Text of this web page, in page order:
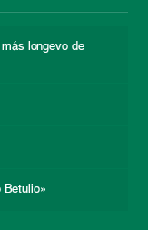
longevo de